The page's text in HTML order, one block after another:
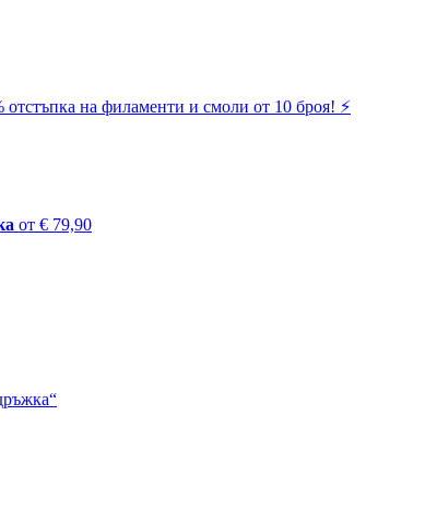
отстъпка на филаменти и смоли от 10 броя! ⚡️
от € 79,90